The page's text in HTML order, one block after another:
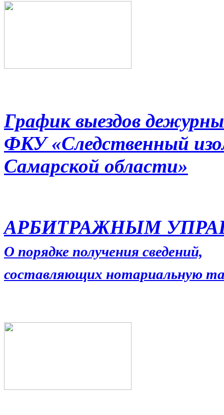
График выездов
ФКУ «Следственный
Самарской области»
АРБИТРАЖНЫМ
О порядке получения сведений,
составляющих нотариальную